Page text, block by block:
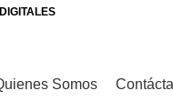
Somos